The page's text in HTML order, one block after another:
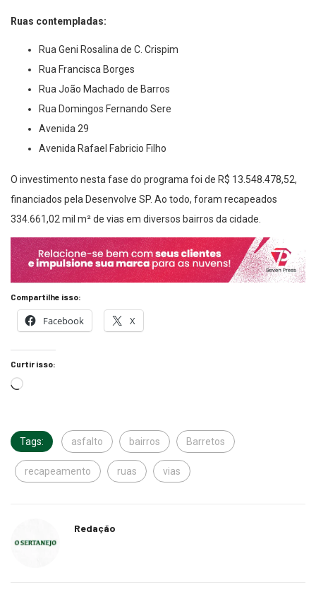
Ruas contempladas:
Rua Geni Rosalina de C. Crispim
Rua Francisca Borges
Rua João Machado de Barros
Rua Domingos Fernando Sere
Avenida 29
Avenida Rafael Fabricio Filho
O investimento nesta fase do programa foi de R$ 13.548.478,52,
financiados pela Desenvolve SP. Ao todo, foram recapeados
334.661,02 mil m² de vias em diversos bairros da cidade.
Compartilhe isso:
Facebook X
Curtir isso:
Tags: asfalto bairros Barretos
recapeamento ruas vias
Redação